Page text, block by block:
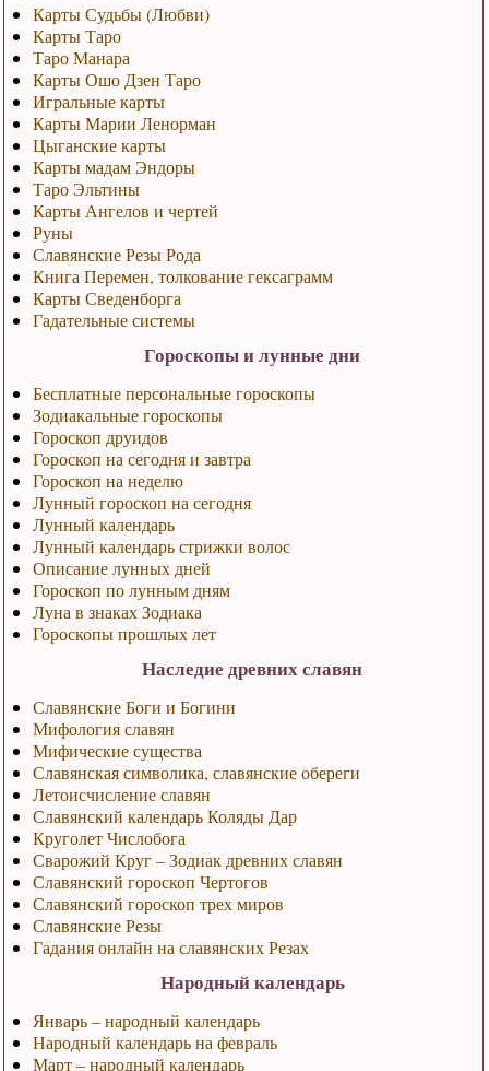
Карты Судьбы (Любви)
Карты Таро
Таро Манара
Карты Ошо Дзен Таро
Игральные карты
Карты Марии Ленорман
Цыганские карты
Карты мадам Эндоры
Таро Эльтины
Карты Ангелов и чертей
Руны
Славянские Резы Рода
Книга Перемен, толкование гексаграмм
Карты Сведенборга
Гадательные системы
Гороскопы и лунные дни
Бесплатные персональные гороскопы
Зодиакальные гороскопы
Гороскоп друидов
Гороскоп на сегодня и завтра
Гороскоп на неделю
Лунный гороскоп на сегодня
Лунный календарь
Лунный календарь стрижки волос
Описание лунных дней
Гороскоп по лунным дням
Луна в знаках Зодиака
Гороскопы прошлых лет
Наследие древних славян
Славянские Боги и Богини
Мифология славян
Мифические существа
Славянская символика, славянские обереги
Летоисчисление славян
Славянский календарь Коляды Дар
Круголет Числобога
Сварожий Круг – Зодиак древних славян
Славянский гороскоп Чертогов
Славянский гороскоп трех миров
Славянские Резы
Гадания онлайн на славянских Резах
Народный календарь
Январь – народный календарь
Народный календарь на февраль
Март – народный календарь